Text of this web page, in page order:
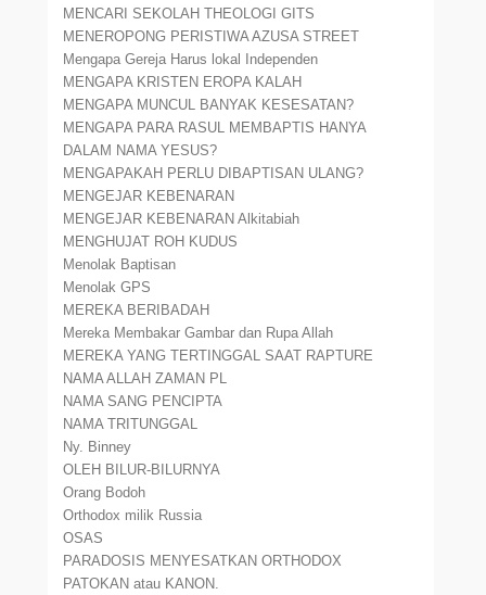
MENCARI SEKOLAH THEOLOGI GITS
MENEROPONG PERISTIWA AZUSA STREET
Mengapa Gereja Harus lokal Independen
MENGAPA KRISTEN EROPA KALAH
MENGAPA MUNCUL BANYAK KESESATAN?
MENGAPA PARA RASUL MEMBAPTIS HANYA
DALAM NAMA YESUS?
MENGAPAKAH PERLU DIBAPTISAN ULANG?
MENGEJAR KEBENARAN
MENGEJAR KEBENARAN Alkitabiah
MENGHUJAT ROH KUDUS
Menolak Baptisan
Menolak GPS
MEREKA BERIBADAH
Mereka Membakar Gambar dan Rupa Allah
MEREKA YANG TERTINGGAL SAAT RAPTURE
NAMA ALLAH ZAMAN PL
NAMA SANG PENCIPTA
NAMA TRITUNGGAL
Ny. Binney
OLEH BILUR-BILURNYA
Orang Bodoh
Orthodox milik Russia
OSAS
PARADOSIS MENYESATKAN ORTHODOX
PATOKAN atau KANON.